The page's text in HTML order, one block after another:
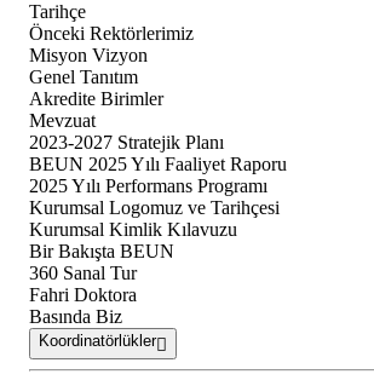
Tarihçe
Önceki Rektörlerimiz
Misyon Vizyon
Genel Tanıtım
Akredite Birimler
Mevzuat
2023-2027 Stratejik Planı
BEUN 2025 Yılı Faaliyet Raporu
2025 Yılı Performans Programı
Kurumsal Logomuz ve Tarihçesi
Kurumsal Kimlik Kılavuzu
Bir Bakışta BEUN
360 Sanal Tur
Fahri Doktora
Basında Biz
Koordinatörlükler